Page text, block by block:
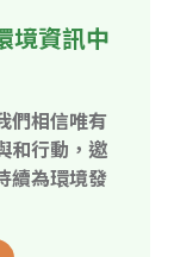
境資訊中
們相信唯有
和行動，邀
續為環境發